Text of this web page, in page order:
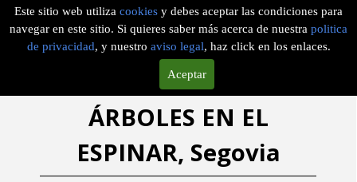
Este sitio web utiliza cookies y debes aceptar las condiciones para
navegar en este sitio. Si quieres saber más acerca de nuestra politica
de privacidad, y nuestro aviso legal, haz click en los enlaces.
Aceptar
EMPRESA DE TALA DE
ÁRBOLES EN EL
ESPINAR, Segovia